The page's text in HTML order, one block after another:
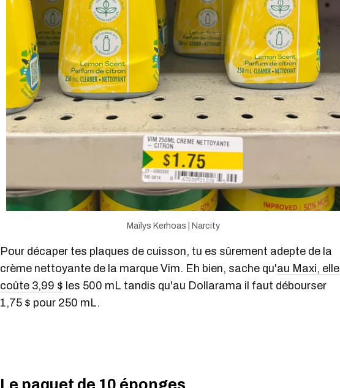
Maïlys Kerhoas | Narcity
Pour décaper tes plaques de cuisson, tu es sûrement adepte de la
crème nettoyante de la marque Vim. Eh bien, sache qu'au Maxi, elle
coûte 3,99 $ les 500 mL tandis qu'au Dollarama il faut débourser
1,75 $ pour 250 mL.